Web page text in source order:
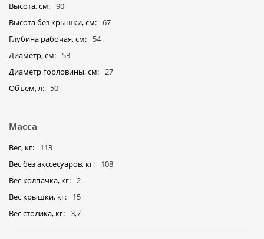
Высота, см
90
Высота без крышки, см
67
Глубина рабочая, см
54
Диаметр, см
53
Диаметр горловины, см
27
Объем, л
50
Масса
Вес, кг
113
Вес без акссесуаров, кг
108
Вес колпачка, кг
2
Вес крышки, кг
15
Вес столика, кг
3,7